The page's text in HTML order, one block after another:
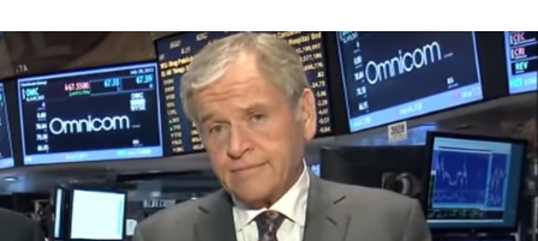
Menu
Home
9 sept: GenAI-training